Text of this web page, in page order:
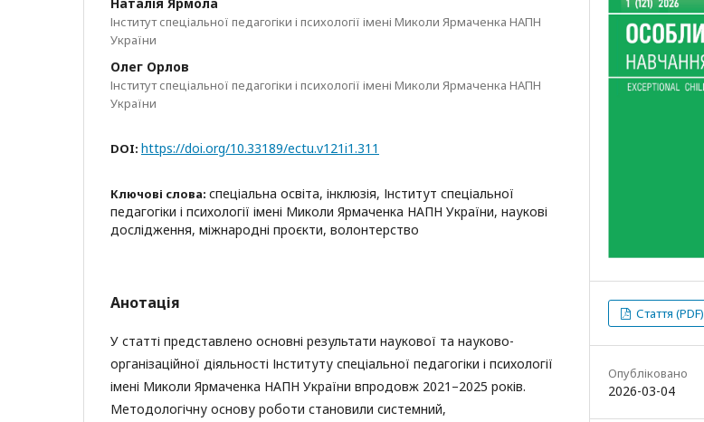
Інститут спеціальної педагогіки і психології імені Миколи Ярмаченка НАПН
України
Олег Орлов
Інститут спеціальної педагогіки і психології імені Миколи Ярмаченка НАПН
України
DOI: https://doi.org/10.33189/ectu.v121i1.311
Ключові слова: спеціальна освіта, інклюзія, Інститут спеціальної
педагогіки і психології імені Миколи Ярмаченка НАПН України, наукові
дослідження, міжнародні проєкти, волонтерство
Анотація
У статті представлено основні результати наукової та науково-
організаційної діяльності Інституту спеціальної педагогіки і психології
імені Миколи Ярмаченка НАПН України впродовж 2021–2025 років.
Методологічну основу роботи становили системний,
Стаття (PDF)
Опубліковано
2026-03-04